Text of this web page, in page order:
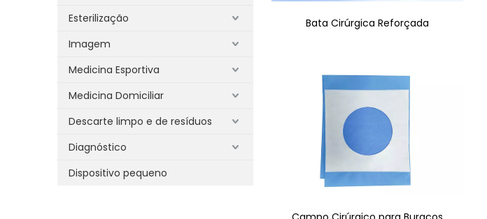
Esterilização
Imagem
Medicina Esportiva
Medicina Domiciliar
Descarte limpo e de resíduos
Diagnóstico
Dispositivo pequeno
Bata Cirúrgica Reforçada